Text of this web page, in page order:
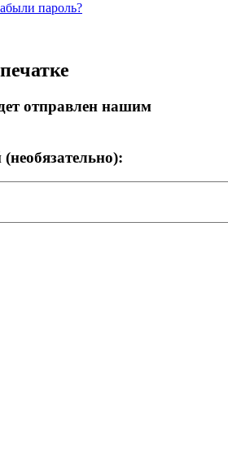
пароль?
отправлен нашим